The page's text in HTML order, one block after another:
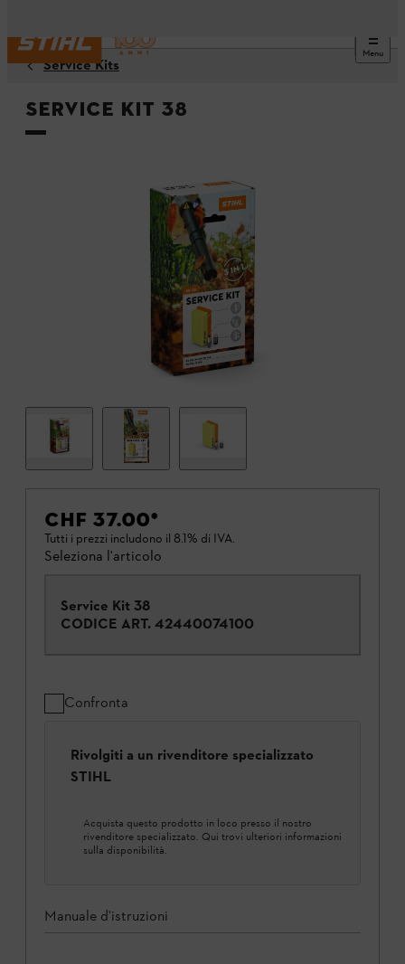
Menu
Service Kits
Service Kit 38
CHF 37.00*
Tutti i prezzi includono il 8.1% di IVA.
Seleziona l'articolo
Service Kit 38
CODICE ART. 42440074100
Confronta
Rivolgiti a un rivenditore specializzato
STIHL
Acquista questo prodotto in loco presso il nostro
rivenditore specializzato. Qui trovi ulteriori informazioni
sulla disponibilità.
Manuale d'istruzioni